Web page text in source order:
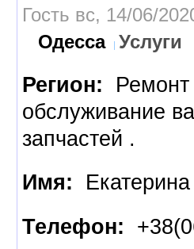
Гость вс, 14/06/
Одесса
Услуги
Регион:
Ремонт
обслуживание
запчастей .
Имя:
Екатерина
Телефон: